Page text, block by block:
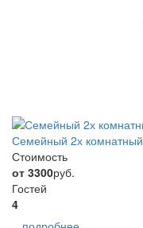
Семейный 2х комнатный
Стоимость
от 3300руб.
Гостей
4